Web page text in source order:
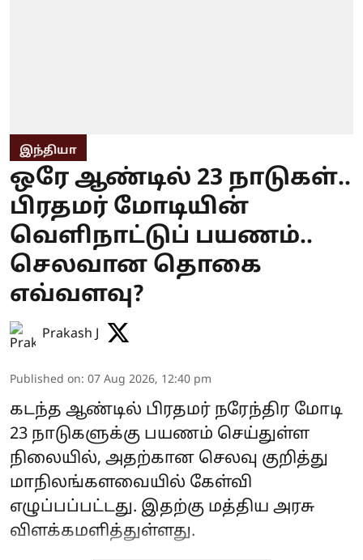
இந்தியா
ஒரே ஆண்டில் 23 நாடுகள்..
பிரதமர் மோடியின்
வெளிநாட்டுப் பயணம்..
செலவான தொகை
எவ்வளவு?
Prakash J
Published on: 07 Aug 2026, 12:40 pm
கடந்த ஆண்டில் பிரதமர் நரேந்திர மோடி
23 நாடுகளுக்கு பயணம் செய்துள்ள
நிலையில், அதற்கான செலவு குறித்து
மாநிலங்களவையில் கேள்வி
எழுப்பப்பட்டது. இதற்கு மத்திய அரசு
விளக்கமளித்துள்ளது.